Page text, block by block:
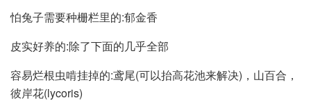
怕兔子需要种栅栏里的:郁金香
皮实好养的:除了下面的几乎全部
容易烂根虫啃挂掉的:鸢尾(可以抬高花池来解决)，山百合，
彼岸花(lycoris)